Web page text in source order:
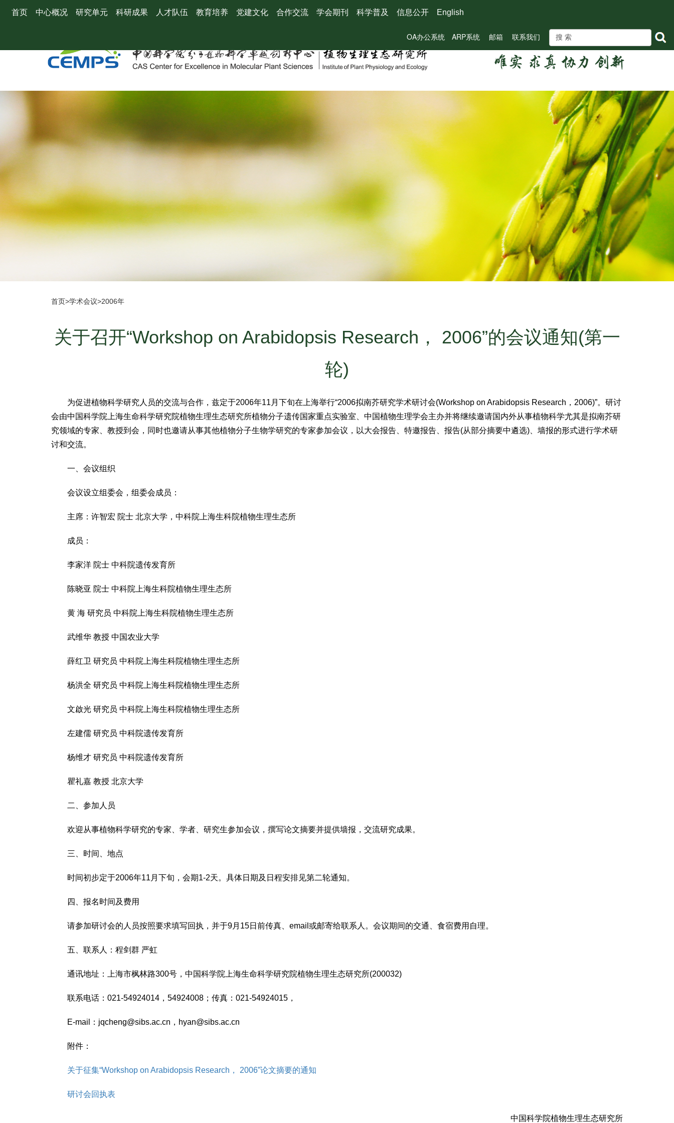
首页 中心概况 研究单元 科研成果 人才队伍 教育培养 党建文化 合作交流 学会期刊 科学普及 信息公开 English
OA办公系统 ARP系统 邮箱 联系我们
首页>学术会议>2006年
关于召开“Workshop on Arabidopsis Research， 2006”的会议通知(第一
轮)
为促进植物科学研究人员的交流与合作，兹定于2006年11月下旬在上海举行“2006拟南芥研究学术研讨会(Workshop on Arabidopsis Research，2006)”。研讨
会由中国科学院上海生命科学研究院植物生理生态研究所植物分子遗传国家重点实验室、中国植物生理学会主办并将继续邀请国内外从事植物科学尤其是拟南芥研
究领域的专家、教授到会，同时也邀请从事其他植物分子生物学研究的专家参加会议，以大会报告、特邀报告、报告(从部分摘要中遴选)、墙报的形式进行学术研
讨和交流。
一、会议组织
会议设立组委会，组委会成员：
主席：许智宏 院士 北京大学，中科院上海生科院植物生理生态所
成员：
李家洋 院士 中科院遗传发育所
陈晓亚 院士 中科院上海生科院植物生理生态所
黄 海 研究员 中科院上海生科院植物生理生态所
武维华 教授 中国农业大学
薛红卫 研究员 中科院上海生科院植物生理生态所
杨洪全 研究员 中科院上海生科院植物生理生态所
文啟光 研究员 中科院上海生科院植物生理生态所
左建儒 研究员 中科院遗传发育所
杨维才 研究员 中科院遗传发育所
瞿礼嘉 教授 北京大学
二、参加人员
欢迎从事植物科学研究的专家、学者、研究生参加会议，撰写论文摘要并提供墙报，交流研究成果。
三、时间、地点
时间初步定于2006年11月下旬，会期1-2天。具体日期及日程安排见第二轮通知。
四、报名时间及费用
请参加研讨会的人员按照要求填写回执，并于9月15日前传真、email或邮寄给联系人。会议期间的交通、食宿费用自理。
五、联系人：程剑群 严虹
通讯地址：上海市枫林路300号，中国科学院上海生命科学研究院植物生理生态研究所(200032)
联系电话：021-54924014，54924008；传真：021-54924015，
E-mail：jqcheng@sibs.ac.cn，hyan@sibs.ac.cn
附件：
关于征集“Workshop on Arabidopsis Research， 2006”论文摘要的通知
研讨会回执表
中国科学院植物生理生态研究所